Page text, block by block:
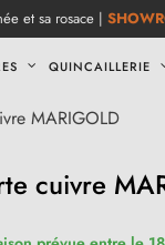
et sa rosace |
QUINCAILLERIE
MARIGOLD
cuivre